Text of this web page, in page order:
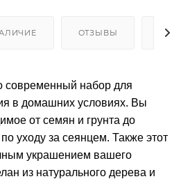
ОТЗЫВЫ
современный набор для
в домашних условиях. Вы
от семян и грунта до
уходу за сеянцем. Также этот
украшением вашего
из натурального дерева и